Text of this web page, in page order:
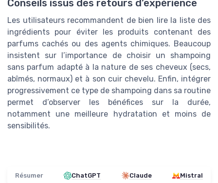
Conseils issus des retours d’expérience
Les utilisateurs recommandent de bien lire la liste des
ingrédients pour éviter les produits contenant des
parfums cachés ou des agents chimiques. Beaucoup
insistent sur l’importance de choisir un shampoing
sans parfum adapté à la nature de ses cheveux (secs,
abîmés, normaux) et à son cuir chevelu. Enfin, intégrer
progressivement ce type de shampoing dans sa routine
permet d’observer les bénéfices sur la durée,
notamment une meilleure hydratation et moins de
sensibilités.
Résumer ChatGPT Claude Mistral